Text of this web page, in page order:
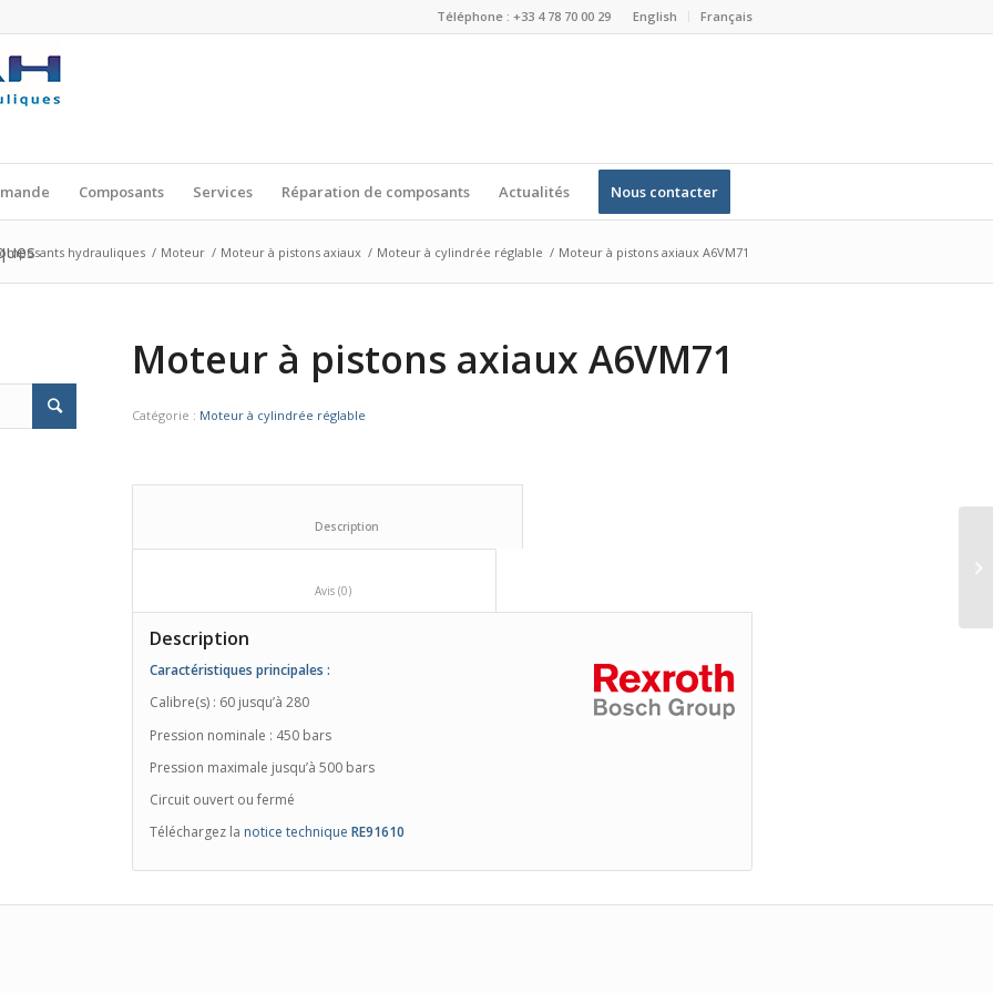
English Français
Téléphone : +33 4 78 70 00 29
Composants Services Réparation de composants Actualités Nous contacter
hydrauliques / Moteur / Moteur à pistons axiaux / Moteur à cylindrée réglable / Moteur à pistons axiaux A6VM71
Moteur à pistons axiaux A6VM71
Catégorie : Moteur à cylindrée réglable
Description
Caractéristiques principales :
Calibre(s) : 60 jusqu’à 280
Pression nominale : 450 bars
Pression maximale jusqu’à 500 bars
Circuit ouvert ou fermé
Téléchargez la notice techniqueRE91610